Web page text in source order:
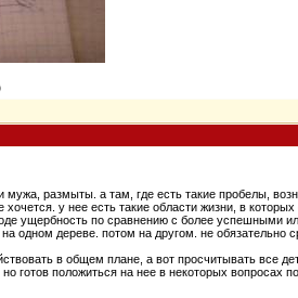
размыты. а там, где есть такие пробелы,
у нее есть такие области жизни, в
ущербность по сравнению с более успешными
одном дереве. потом на другом. не обязательно
в общем плане, а вот просчитывать все
готов положиться на нее в некоторых вопросах